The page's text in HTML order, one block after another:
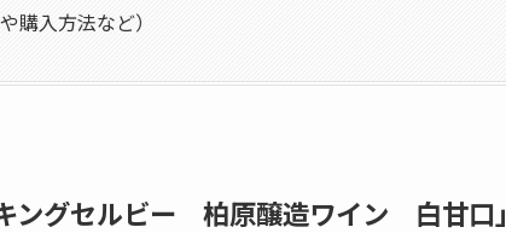
購入方法など）
ングセルビー 柏原醸造ワイン 白甘口」